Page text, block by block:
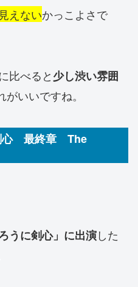
えないかっこよさで
比べると少し渋い雰囲
がいいですね。
心 最終章 The
ろうに剣心」に出演した